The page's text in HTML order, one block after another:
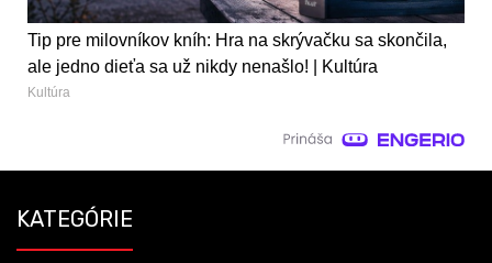
Tip pre milovníkov kníh: Hra na skrývačku sa skončila,
ale jedno dieťa sa už nikdy nenašlo! | Kultúra
Kultúra
KATEGÓRIE